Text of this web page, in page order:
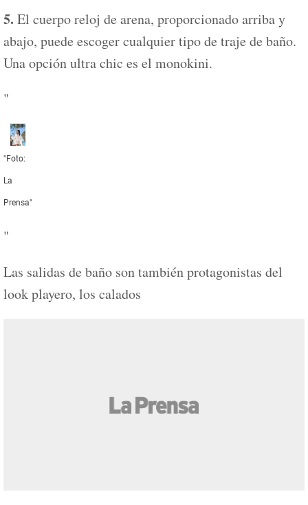
5. El cuerpo reloj de arena, proporcionado arriba y
abajo, puede escoger cualquier tipo de traje de baño.
Una opción ultra chic es el monokini.
"
"Foto:
La
Prensa"
"
Las salidas de baño son también protagonistas del
look playero, los calados